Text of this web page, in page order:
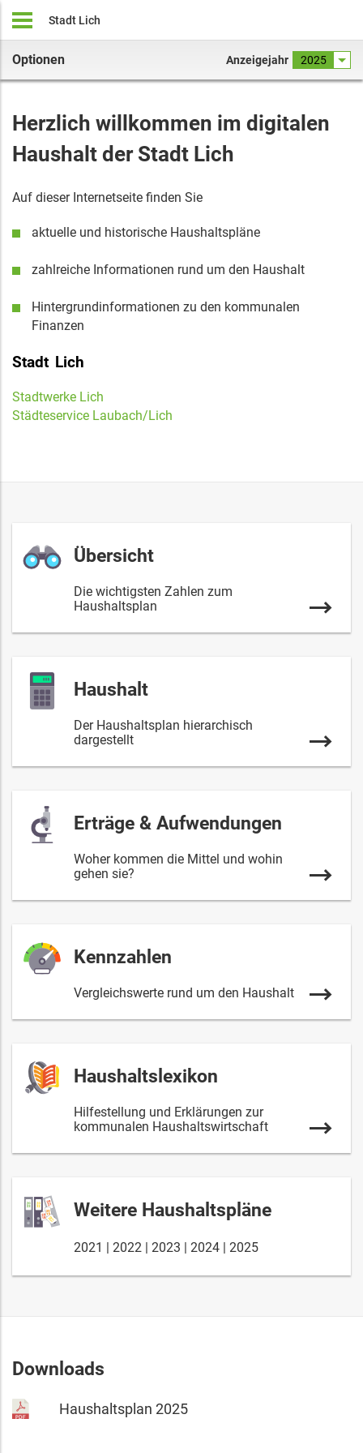
Stadt Lich
Optionen Anzeigejahr 2025
Herzlich willkommen im digitalen
Haushalt der Stadt Lich
Auf dieser Internetseite finden Sie
aktuelle und historische Haushaltspläne
zahlreiche Informationen rund um den Haushalt
Hintergrundinformationen zu den kommunalen
Finanzen
Stadt Lich
Stadtwerke Lich
Städteservice Laubach/Lich
Übersicht
Die wichtigsten Zahlen zum
Haushaltsplan
Haushalt
Der Haushaltsplan hierarchisch
dargestellt
Erträge & Aufwendungen
Woher kommen die Mittel und wohin
gehen sie?
Kennzahlen
Vergleichswerte rund um den Haushalt
Haushaltslexikon
Hilfestellung und Erklärungen zur
kommunalen Haushaltswirtschaft
Weitere Haushaltspläne
2021 2022 2023 2024 2025
Downloads
Haushaltsplan 2025